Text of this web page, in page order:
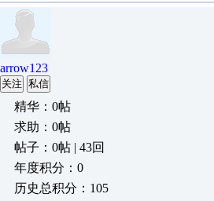
arrow123
关注 私信
精华：0帖
求助：0帖
帖子：0帖 | 43回
年度积分：0
历史总积分：105